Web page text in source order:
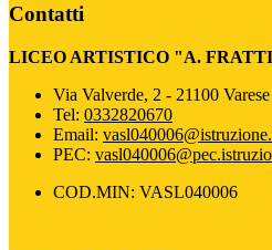
Contatti
LICEO ARTISTICO "A.
Via Valverde, 2 - 21100 Varese
Tel: 0332820670
Email:
PEC:
COD.MIN: VASL040006